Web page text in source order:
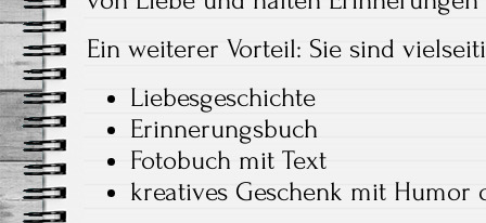
Ein weiterer Vorteil: Sie sind
Liebesgeschichte
Erinnerungsbuch
Fotobuch mit Text
kreatives Geschenk mit Humor